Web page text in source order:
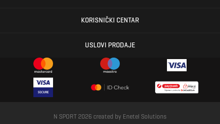
KORISNIČKI CENTAR
USLOVI PRODAJE
N SPORT 2026 created by Enetel Solutions